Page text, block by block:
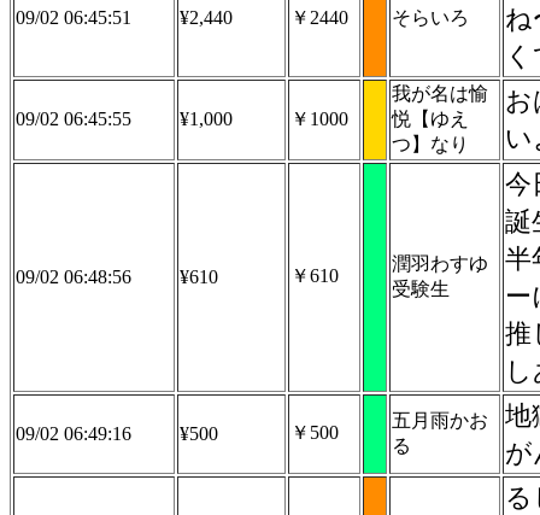
09/02 06:45:51 ¥2,440 ￥2440 そらいろ
ね
09/02 06:45:55 ¥1,000 ￥1000
我が名は愉
悦【ゆえ
つ】なり
お
09/02 06:48:56 ¥610 ￥610
潤羽わすゆ
受験生
今
誕
半
推
09/02 06:49:16 ¥500 ￥500
五月雨かお
る
地
が